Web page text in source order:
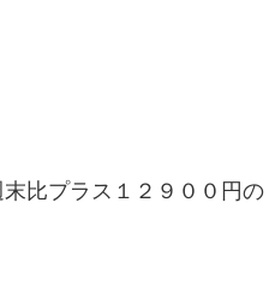
末比プラス１２９００円